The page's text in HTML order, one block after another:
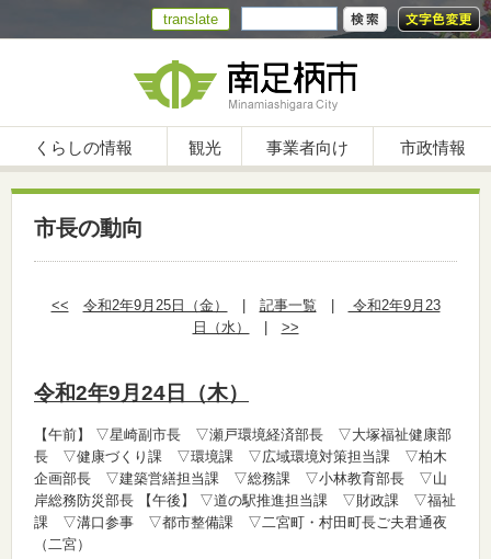
translate
くらしの情報 観光 事業者向け 市政情報
市長の動向
<< 令和2年9月25日（金） 記事一覧
令和2年9月23
日（水）
>>
令和2年9月24日（木）
【午前】
▽星崎副市長 ▽瀬戸環境経済部長 ▽大塚福祉健康部
長 ▽健康づくり課 ▽環境課 ▽広域環境対策担当課 ▽柏木
企画部長 ▽建築営繕担当課 ▽総務課 ▽小林教育部長 ▽山
岸総務防災部長 【午後】
▽道の駅推進担当課 ▽財政課 ▽福祉
課 ▽溝口参事 ▽都市整備課 ▽二宮町・村田町長ご夫君通夜
（二宮）